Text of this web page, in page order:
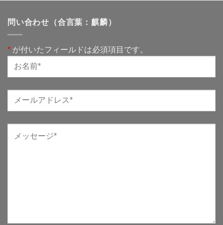
問い合わせ（合言葉：麒麟）
* が付いたフィールドは必須項目です。